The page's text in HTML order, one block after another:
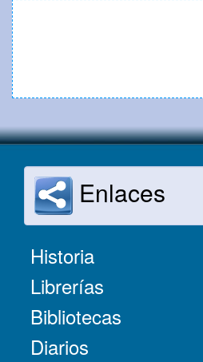
Enlaces
Historia
Librerías
Bibliotecas
Diarios